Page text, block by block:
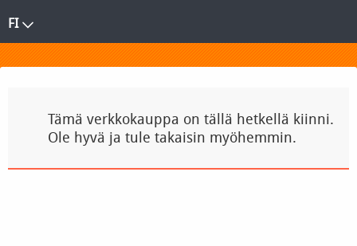
FI
Tämä verkkokauppa on tällä hetkellä kiinni.
Ole hyvä ja tule takaisin myöhemmin.